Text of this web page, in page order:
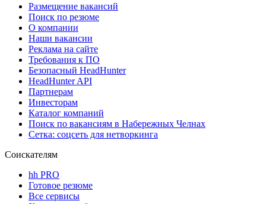
Размещение вакансий
Поиск по резюме
О компании
Наши вакансии
Реклама на сайте
Требования к ПО
Безопасный HeadHunter
HeadHunter API
Партнерам
Инвесторам
Каталог компаний
Поиск по вакансиям в Набережных Челнах
Сетка: соцсеть для нетворкинга
Соискателям
hh PRO
Готовое резюме
Все сервисы